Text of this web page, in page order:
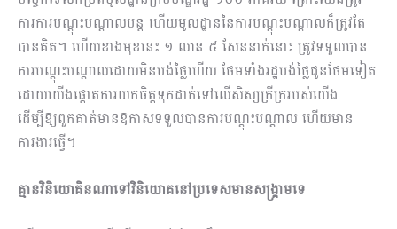
ការការបណ្ដុះបណ្ដាលបន្ត ហើយមូលដ្ឋាននៃការបណ្ដុះបណ្ដាលក៏ត្រូវតែ
បានគិត។ ហើយខាងមុខនេះ ១ លាន ៥ សែននាក់នោះ ត្រូវទទួលបាន
ការបណ្ដុះបណ្ដាល​ដោយមិនបង់ថ្លៃហើយ ថែមទាំងរដ្ឋបង់ថ្លៃជូនថែមទៀត
ដោយយើងផ្ដោតការយកចិត្តទុកដាក់ទៅលើសិស្សក្រីក្ររបស់យើង
ដើម្បីឱ្យពួកគាត់មានឱកាសទទួលបានការបណ្ដុះបណ្ដាល ហើយមាន
ការងារធ្វើ។
គ្មានវិនិយោគិនណាទៅវិនិយោគនៅប្រទេសមានសង្គ្រាមទេ